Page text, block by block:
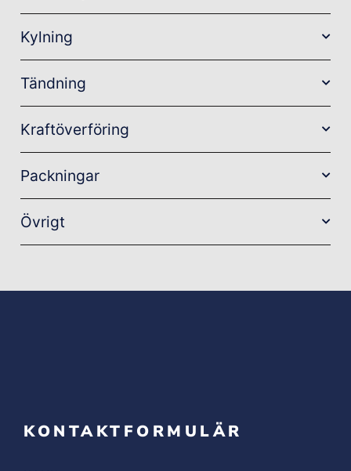
Kylning
Tändning
Kraftöverföring
Packningar
Övrigt
KONTAKTFORMULÄR